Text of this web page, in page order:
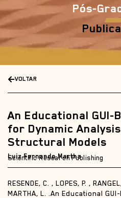
Pós-
VOLTAR
An Educational
for Dynamic
Structural Models
Scientific Research Publishing
Luiz Fernando Martha
RESENDE, C. , LOPES, P. ,
MARTHA, L. .An Educational